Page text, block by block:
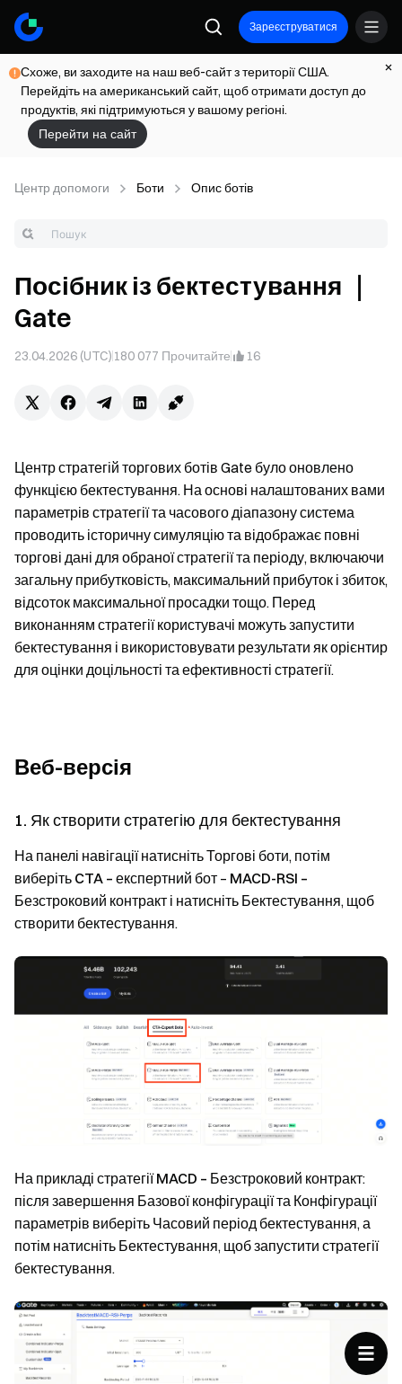
Зареєструватися
Схоже, ви заходите на наш веб-сайт з території США.
Перейдіть на американський сайт, щоб отримати доступ до
продуктів, які підтримуються у вашому регіоні.
Перейти на сайт
Центр допомоги Боти Опис ботів
Посібник із бектестування ｜
Gate
23.04.2026 (UTC) 180 077 Прочитайте 16
Центр стратегій торгових ботів Gate було оновлено
функцією бектестування. На основі налаштованих вами
параметрів стратегії та часового діапазону система
проводить історичну симуляцію та відображає повні
торгові дані для обраної стратегії та періоду, включаючи
загальну прибутковість, максимальний прибуток і збиток,
відсоток максимальної просадки тощо. Перед
виконанням стратегії користувачі можуть запустити
бектестування і використовувати результати як орієнтир
для оцінки доцільності та ефективності стратегії.
Веб-версія
1. Як створити стратегію для бектестування
На панелі навігації натиснітьТоргові боти, потім
виберіть CTA – експертний бот – MACD-RSI –
Безстроковий контракт і натисніть Бектестування, щоб
створити бектестування.
На прикладі стратегіїMACD – Безстроковий контракт:
після завершення Базової конфігураціїта Конфігурації
параметрів виберіть Часовий період бектестування, а
потім натисніть Бектестування, щоб запустити стратегії
бектестування.